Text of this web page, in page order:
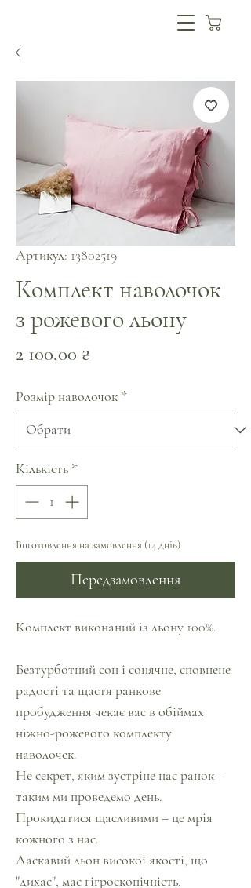
Артикул: 13802519
Комплект наволочок
з рожевого льону
2 100,00 ₴
Розмір наволочок *
Кількість *
Виготовлення на замовлення (14 днів)
Передзамовлення
Комплект виконаний із льону 100%.
Безтурботний сон і сонячне, сповнене
радості та щастя ранкове
пробудження чекає вас в обіймах
ніжно-рожевого комплекту
наволочек.
Не секрет, яким зустріне нас ранок –
таким ми проведемо день.
Прокидатися щасливими – це мрія
кожного з нас.
Ласкавий льон високої якості, що
"дихає", має гігроскопічність,